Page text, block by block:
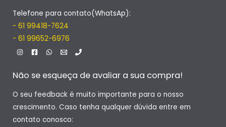
Telefone para contato(WhatsAp):
- 61 99418-7624
- 61 99652-6976
Não se esqueça de avaliar a sua compra!
O seu feedback é muito importante para o nosso
crescimento. Caso tenha qualquer dúvida entre em
contato conosco: